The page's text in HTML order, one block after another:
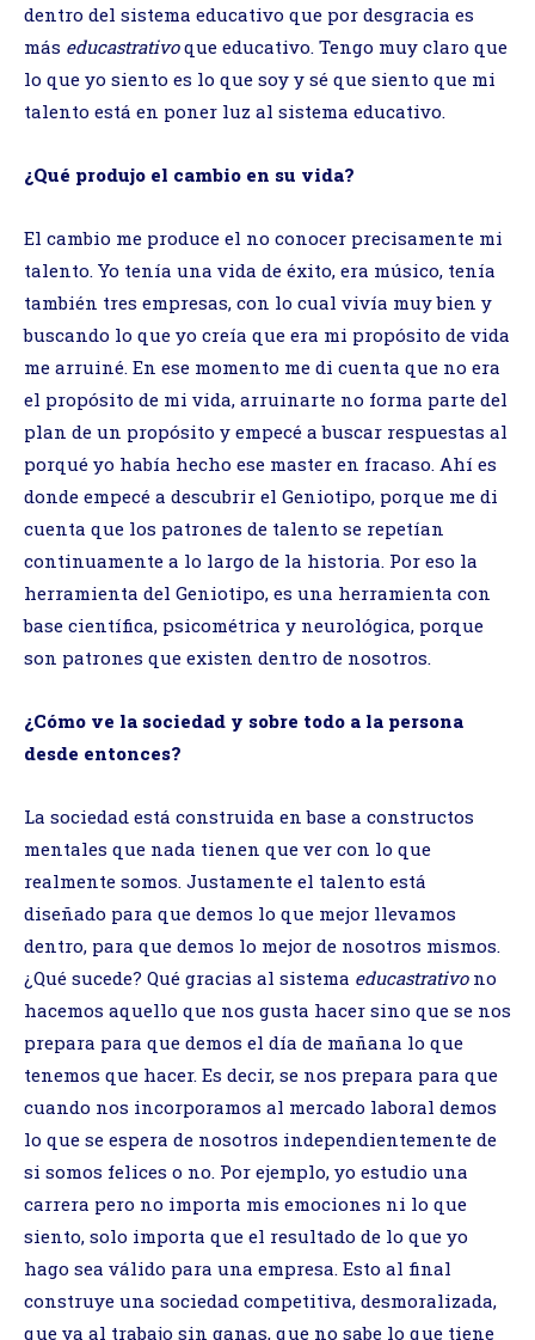
dentro del sistema educativo que por desgracia es
más educastrativoque educativo. Tengo muy claro que
lo que yo siento es lo que soy y sé que siento que mi
talento está en poner luz al sistema educativo.
¿Qué produjo el cambio en su vida?
El cambio me produce el no conocer precisamente mi
talento. Yo tenía una vida de éxito, era músico, tenía
también tres empresas, con lo cual vivía muy bien y
buscando lo que yo creía que era mi propósito de vida
me arruiné. En ese momento me di cuenta que no era
el propósito de mi vida, arruinarte no forma parte del
plan de un propósito y empecé a buscar respuestas al
porqué yo había hecho ese master en fracaso. Ahí es
donde empecé a descubrir el Geniotipo, porque me di
cuenta que los patrones de talento se repetían
continuamente a lo largo de la historia. Por eso la
herramienta del Geniotipo, es una herramienta con
base científica, psicométrica y neurológica, porque
son patrones que existen dentro de nosotros.
¿Cómo ve la sociedad y sobre todo a la persona
desde entonces?
La sociedad está construida en base a constructos
mentales que nada tienen que ver con lo que
realmente somos. Justamente el talento está
diseñado para que demos lo que mejor llevamos
dentro, para que demos lo mejor de nosotros mismos.
¿Qué sucede? Qué gracias al sistema educastrativono
hacemos aquello que nos gusta hacer sino que se nos
prepara para que demos el día de mañana lo que
tenemos que hacer. Es decir, se nos prepara para que
cuando nos incorporamos al mercado laboral demos
lo que se espera de nosotros independientemente de
si somos felices o no. Por ejemplo, yo estudio una
carrera pero no importa mis emociones ni lo que
siento, solo importa que el resultado de lo que yo
hago sea válido para una empresa. Esto al final
construye una sociedad competitiva, desmoralizada,
que va al trabajo sin ganas, que no sabe lo que tiene